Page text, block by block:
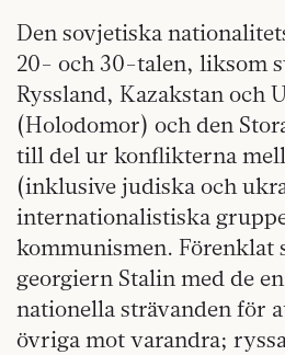
Den sovjetiska
20- och 30-talen, liksom
Ryssland, Kazakstan och
(Holodomor) och den
till del ur konflikterna
(inklusive judiska och
internationalistiska
kommunismen. Förenklat
georgiern Stalin med de
nationella strävanden för
övriga mot varandra;